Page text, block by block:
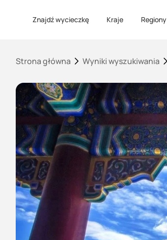
Znajdź wycieczkę Kraje Regiony
Strona główna Wyniki wyszukiwania